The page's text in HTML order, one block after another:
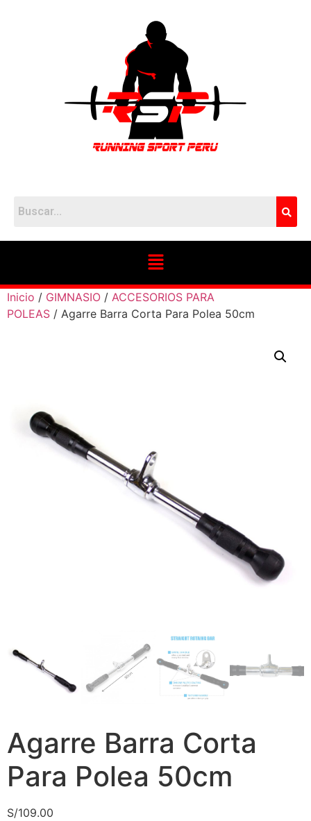
Inicio / GIMNASIO / ACCESORIOS PARA
POLEAS / Agarre Barra Corta Para Polea 50cm
Agarre Barra Corta
Para Polea 50cm
S/109.00